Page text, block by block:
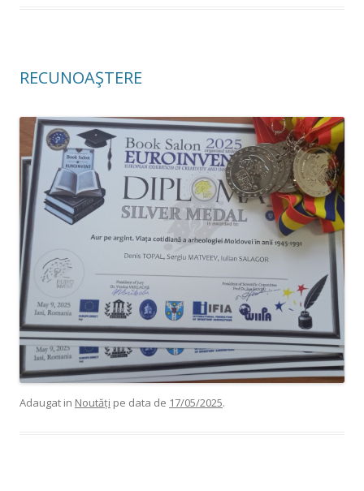
RECUNOAŞTERE
Adaugat in Noutăți pe data de 17/05/2025.